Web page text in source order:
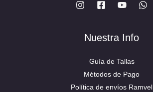
Nuestra Info
Guía de Tallas
Métodos de Pago
Política de envíos Ramvel